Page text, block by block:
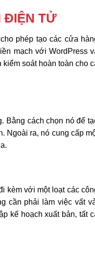
ĐIỆN TỬ
phép tạo các cửa
mạch với WordPress
soát hoàn toàn cho
Bằng cách chọn nó để
Ngoài ra, nó cung cấp
kèm với một loạt các
cần phải làm việc vất
kế hoạch xuất bản, tất